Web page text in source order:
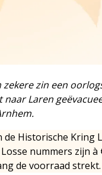
zin een
Laren
de Historische Kring
Losse nummers zijn
de voorraad strekt.